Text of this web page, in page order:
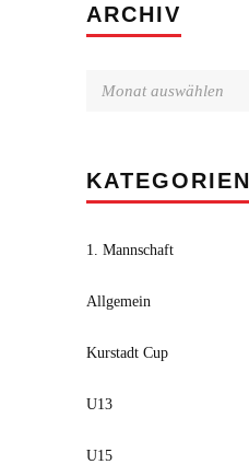
ARCHIV
KATEGORIEN
1. Mannschaft
Allgemein
Kurstadt Cup
U13
U15